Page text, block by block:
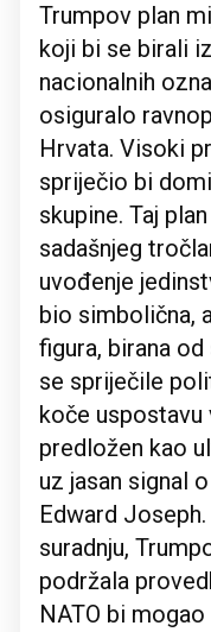
Trumpov plan
koji bi se birali
nacionalnih
osiguralo
Hrvata. Visoki
spriječio bi
skupine. Taj
sadašnjeg
uvođenje
bio simbolična,
figura, birana
se spriječile
koče uspostavu
predložen kao
uz jasan signal
Edward
suradnju,
podržala
NATO bi